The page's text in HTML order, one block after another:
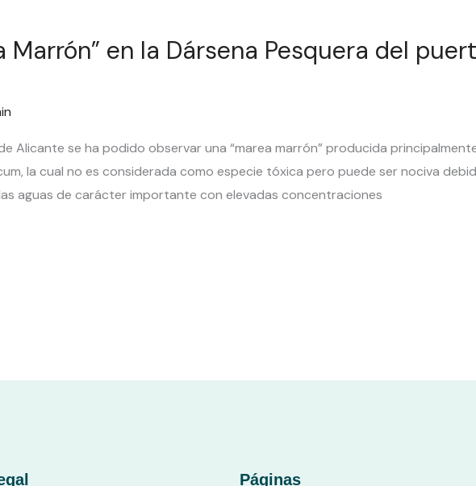
Marrón” en la Dársena Pesquera del
Alicante se ha podido observar una “marea marrón” producida
la cual no es considerada como especie tóxica pero puede ser nociva
aguas de carácter importante con elevadas concentraciones
Páginas